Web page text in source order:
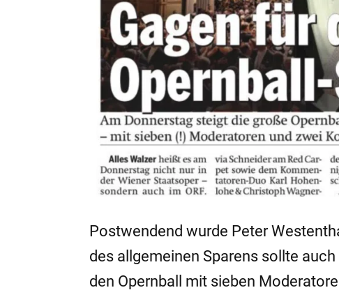
Postwendend wurde Peter
des allgemeinen Sparens sollte
den Opernball mit sieben